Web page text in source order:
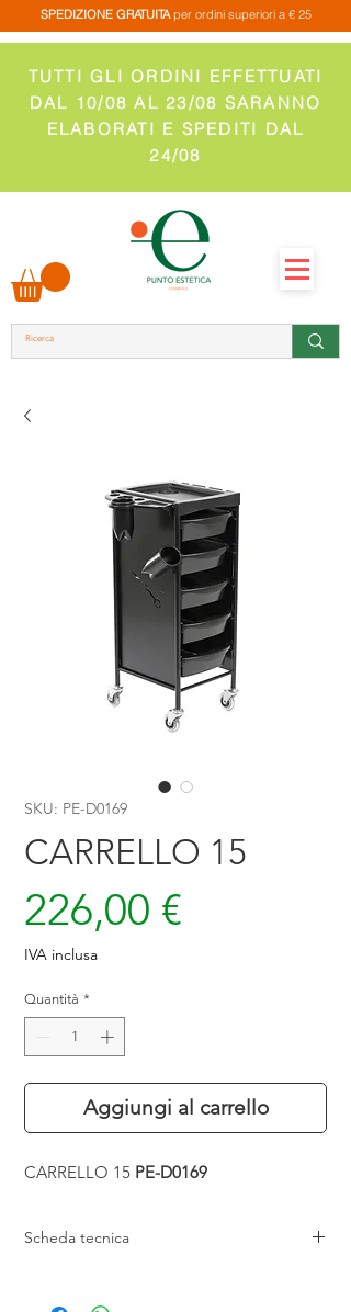
SPEDIZIONE GRATUITAper ordini superiori a € 25
TUTTI GLI ORDINI EFFETTUATI
DAL 10/08 AL 23/08 SARANNO
ELABORATI E SPEDITI DAL
24/08
SKU: PE-D0169
CARRELLO 15
226,00 €
IVA inclusa
Quantità *
Aggiungi al carrello
CARRELLO 15 PE-D0169
Scheda tecnica